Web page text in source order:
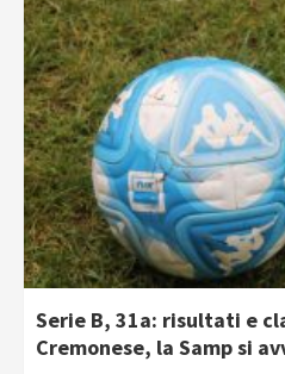
Serie B, 31a: risultati e
Cremonese, la Samp si